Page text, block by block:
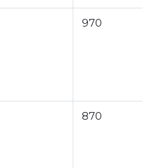
970
870